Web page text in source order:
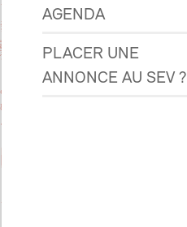
AGENDA
PLACER UNE
ANNONCE AU SEV ?